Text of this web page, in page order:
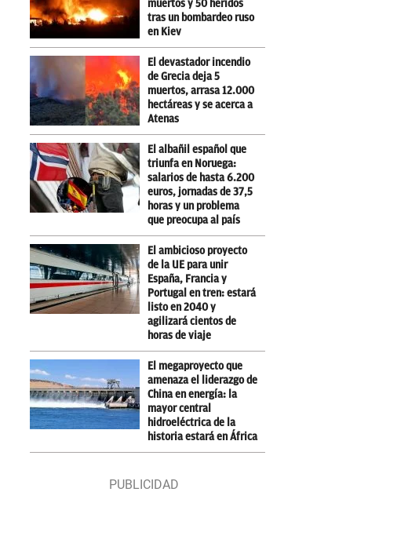
muertos y 50 heridos
tras un bombardeo ruso
en Kiev
El devastador incendio
de Grecia deja 5
muertos, arrasa 12.000
hectáreas y se acerca a
Atenas
El albañil español que
triunfa en Noruega:
salarios de hasta 6.200
euros, jornadas de 37,5
horas y un problema
que preocupa al país
El ambicioso proyecto
de la UE para unir
España, Francia y
Portugal en tren: estará
listo en 2040 y
agilizará cientos de
horas de viaje
El megaproyecto que
amenaza el liderazgo de
China en energía: la
mayor central
hidroeléctrica de la
historia estará en África